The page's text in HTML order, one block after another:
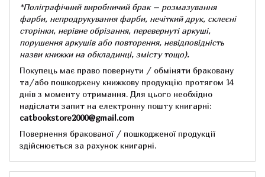
*Поліграфічний виробничий брак – розмазування
фарби, непродрукування фарби, нечіткий друк, склеєні
сторінки, нерівне обрізання, перевернуті аркуші,
порушення аркушів або повторення, невідповідність
назви книжки на обкладинці, змісту тощо).
Покупець має право повернути / обміняти браковану
та/або пошкоджену книжкову продукцію протягом 14
днів з моменту отримання. Для цього необхідно
надіслати запит на електронну пошту книгарні:
catbookstore2000@gmail.com
Повернення бракованої / пошкодженої продукції
здійснюється за рахунок книгарні.